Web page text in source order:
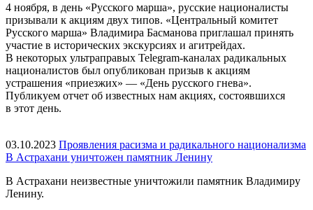
4 ноября, в день «Русского марша», русские националисты
призывали к акциям двух типов. «Центральный комитет
Русского марша» Владимира Басманова приглашал принять
участие в исторических экскурсиях и агитрейдах.
В некоторых ультраправых Telegram-каналах радикальных
националистов был опубликован призыв к акциям
устрашения «приезжих» — «День русского гнева».
Публикуем отчет об известных нам акциях, состоявшихся
в этот день.
03.10.2023 Проявления расизма и радикального национализма
В Астрахани уничтожен памятник Ленину
В Астрахани неизвестные уничтожили памятник Владимиру
Ленину.